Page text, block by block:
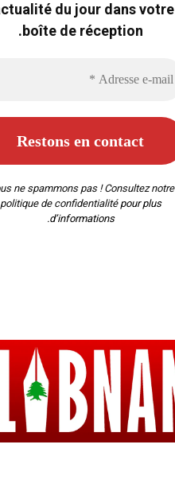
du jour dans votre
boîte de réception.
ne spammons pas ! Consultez notre
politique de confidentialitépour plus
d’informations.